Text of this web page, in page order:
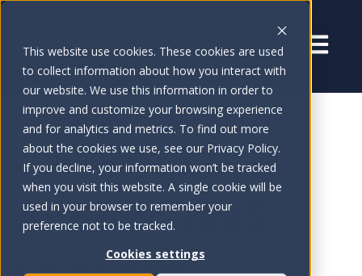
This website use cookies. These cookies are used
to collect information about how you interact with
our website. We use this information in order to
improve and customize your browsing experience
and for analytics and metrics. To find out more
about the cookies we use, see our Privacy Policy.
If you decline, your information won’t be tracked
when you visit this website. A single cookie will be
used in your browser to remember your
preference not to be tracked.
Cookies settings
Åpne
15.aug.2024 09:46:43
ARR for SaaS: